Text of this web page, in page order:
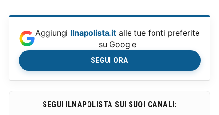
Aggiungi Ilnapolista.it alle tue fonti preferite
su Google
SEGUI ORA
SEGUI ILNAPOLISTA SUI SUOI CANALI: